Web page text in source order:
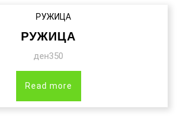
РУЖИЦА
ден350
Read more